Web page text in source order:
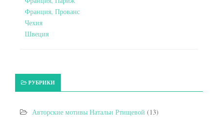
Франция, Прованс
Чехия
Швеция
РУБРИКИ
Авторские мотивы Натальи Ртищевой (13)